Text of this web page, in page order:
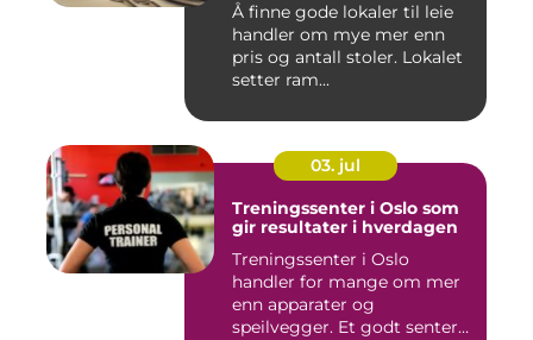
Å finne gode lokaler til leie
handler om mye mer enn
pris og antall stoler. Lokalet
setter ram...
03. jul
Treningssenter i Oslo som
gir resultater i hverdagen
Treningssenter i Oslo
handler for mange om mer
enn apparater og
speilvegger. Et godt senter